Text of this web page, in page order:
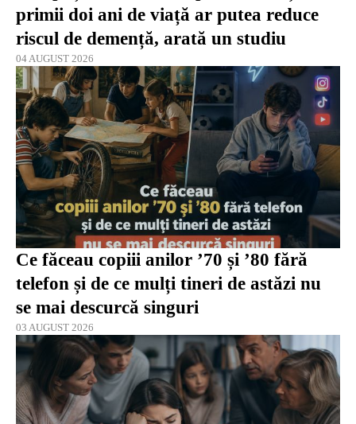
primii doi ani de viață ar putea reduce
riscul de demență, arată un studiu
04 AUGUST 2026
Ce făceau copiii anilor ’70 și ’80 fără
telefon și de ce mulți tineri de astăzi nu
se mai descurcă singuri
03 AUGUST 2026